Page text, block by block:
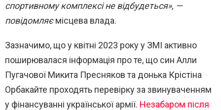
спортивному комплексі не відбудеться», —
повідомляємісцева влада.
Зазначимо, що у квітні 2023 року у ЗМІ активно
поширювалася інформація про те, що син Алли
Пугачової Микита Пресняков та донька Крістіна
Орбакайте проходять перевірку за звинуваченням
у фінансуванні української армії. Незабаром після